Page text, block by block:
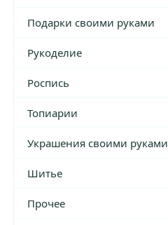
Подарки своими руками
Рукоделие
Роспись
Топиарии
Украшения своими руками
Шитье
Прочее